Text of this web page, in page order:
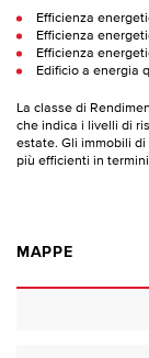
Efficienza
Efficienza
Efficienza
Edificio a energia
La classe di
che indica i livelli di
estate. Gli immobili
più efficienti in
MAPPE